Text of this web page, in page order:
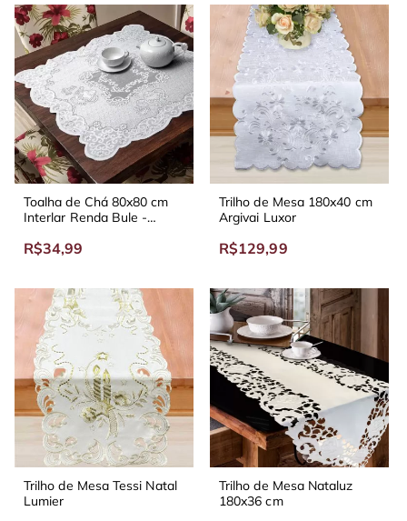
Toalha de Chá 80x80 cm
Interlar Renda Bule -
R$34,99
Trilho de Mesa 180x40 cm
Argivai Luxor
R$129,99
Trilho de Mesa Tessi Natal
Lumier
Trilho de Mesa Nataluz
180x36 cm